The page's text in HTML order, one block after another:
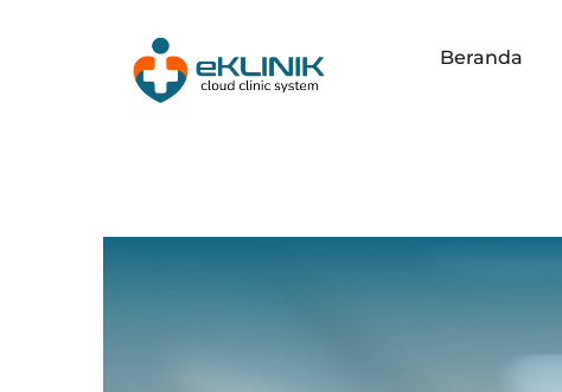
Beranda